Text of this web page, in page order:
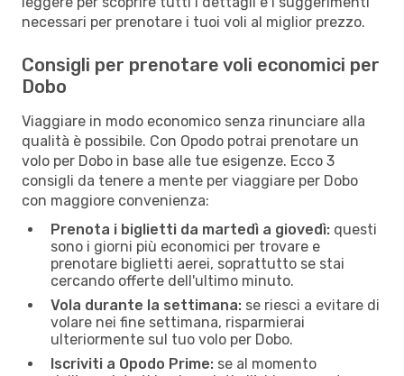
necessari per prenotare i tuoi voli al miglior prezzo.
Consigli per prenotare voli economici per
Dobo
Viaggiare in modo economico senza rinunciare alla
qualità è possibile. Con Opodo potrai prenotare un
volo per Dobo in base alle tue esigenze. Ecco 3
consigli da tenere a mente per viaggiare per Dobo
con maggiore convenienza:
Prenota i biglietti da martedì a giovedì: questi
sono i giorni più economici per trovare e
prenotare biglietti aerei, soprattutto se stai
cercando offerte dell'ultimo minuto.
Vola durante la settimana: se riesci a evitare di
volare nei fine settimana, risparmierai
ulteriormente sul tuo volo per Dobo.
Iscriviti a Opodo Prime: se al momento